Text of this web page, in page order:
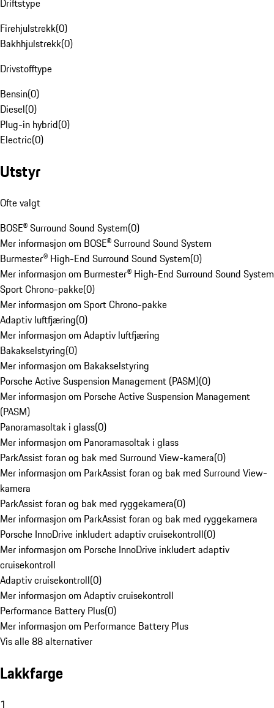
Driftstype
Firehjulstrekk(0)
Bakhhjulstrekk(0)
Drivstofftype
Bensin(0)
Diesel(0)
Plug-in hybrid(0)
Electric(0)
Utstyr
Ofte valgt
BOSE® Surround Sound System(0)
Mer informasjon om BOSE® Surround Sound System
Burmester® High-End Surround Sound System(0)
Mer informasjon om Burmester® High-End Surround Sound System
Sport Chrono-pakke(0)
Mer informasjon om Sport Chrono-pakke
Adaptiv luftfjæring(0)
Mer informasjon om Adaptiv luftfjæring
Bakakselstyring(0)
Mer informasjon om Bakakselstyring
Porsche Active Suspension Management (PASM)(0)
Mer informasjon om Porsche Active Suspension Management
(PASM)
Panoramasoltak i glass(0)
Mer informasjon om Panoramasoltak i glass
ParkAssist foran og bak med Surround View-kamera(0)
Mer informasjon om ParkAssist foran og bak med Surround View-
kamera
ParkAssist foran og bak med ryggekamera(0)
Mer informasjon om ParkAssist foran og bak med ryggekamera
Porsche InnoDrive inkludert adaptiv cruisekontroll(0)
Mer informasjon om Porsche InnoDrive inkludert adaptiv
cruisekontroll
Adaptiv cruisekontroll(0)
Mer informasjon om Adaptiv cruisekontroll
Performance Battery Plus(0)
Mer informasjon om Performance Battery Plus
Vis alle 88 alternativer
Lakkfarge
1